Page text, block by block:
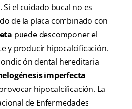
Si el cuidado bucal no es
de la placa combinado con
puede descomponer el
y producir hipocalcificación.
dental hereditaria
imperfecta
hipocalcificación. La
de Enfermedades